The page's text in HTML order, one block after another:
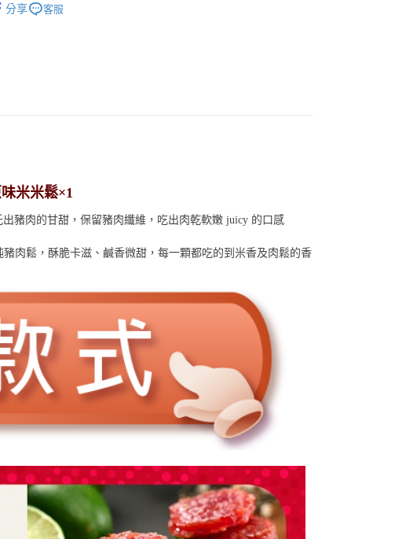
配
分享 客服
米米鬆×1
豬肉的甘甜，保留豬肉纖維，吃出肉乾軟嫩 juicy 的口感
肉鬆，酥脆卡滋、鹹香微甜，每一顆都吃的到米香及肉鬆的香